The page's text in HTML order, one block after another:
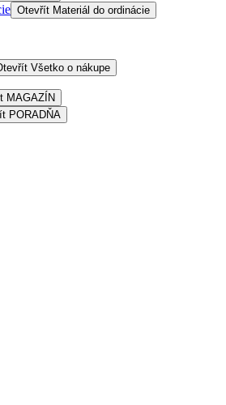
Otevřít Materiál do ordinácie
Všetko o nákupe
MAGAZÍN
PORADŇA